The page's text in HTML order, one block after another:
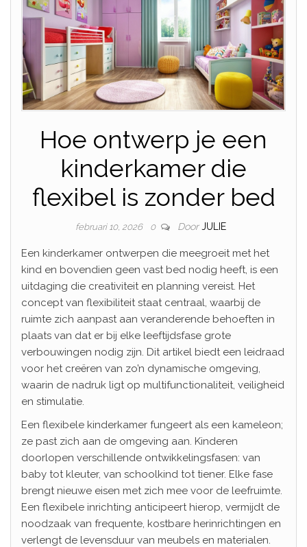
Hoe ontwerp je een
kinderkamer die
flexibel is zonder bed
februari 10, 2026 0 Door JULIE
Een kinderkamer ontwerpen die meegroeit met het
kind en bovendien geen vast bed nodig heeft, is een
uitdaging die creativiteit en planning vereist. Het
concept van flexibiliteit staat centraal, waarbij de
ruimte zich aanpast aan veranderende behoeften in
plaats van dat er bij elke leeftijdsfase grote
verbouwingen nodig zijn. Dit artikel biedt een leidraad
voor het creëren van zo’n dynamische omgeving,
waarin de nadruk ligt op multifunctionaliteit, veiligheid
en stimulatie.
Een flexibele kinderkamer fungeert als een kameleon;
ze past zich aan de omgeving aan. Kinderen
doorlopen verschillende ontwikkelingsfasen: van
baby tot kleuter, van schoolkind tot tiener. Elke fase
brengt nieuwe eisen met zich mee voor de leefruimte.
Een flexibele inrichting anticipeert hierop, vermijdt de
noodzaak van frequente, kostbare herinrichtingen en
verlengt de levensduur van meubels en materialen.